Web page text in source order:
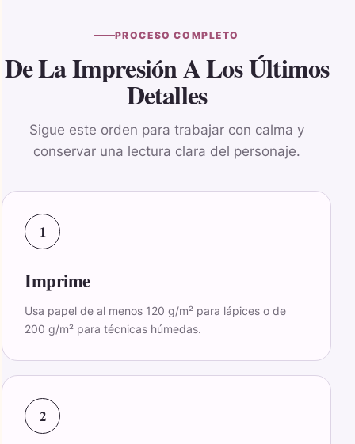
PROCESO COMPLETO
De La Impresión A Los Últimos
Detalles
Sigue este orden para trabajar con calma y
conservar una lectura clara del personaje.
1
Imprime
Usa papel de al menos 120 g/m² para lápices o de
200 g/m² para técnicas húmedas.
2